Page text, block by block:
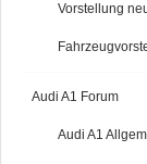
Vorstellung
Audi A1 Forum
Audi A1